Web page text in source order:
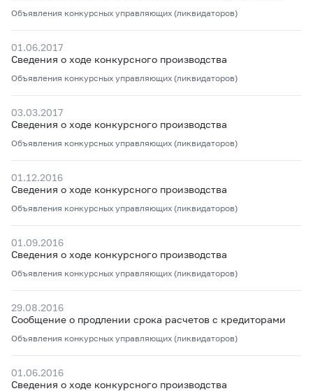
Объявления конкурсных управляющих (ликвидаторов)
01.06.2017
Сведения о ходе конкурсного производства
Объявления конкурсных управляющих (ликвидаторов)
03.03.2017
Сведения о ходе конкурсного производства
Объявления конкурсных управляющих (ликвидаторов)
01.12.2016
Сведения о ходе конкурсного производства
Объявления конкурсных управляющих (ликвидаторов)
01.09.2016
Сведения о ходе конкурсного производства
Объявления конкурсных управляющих (ликвидаторов)
29.08.2016
Сообщение о продлении срока расчетов с кредиторами
Объявления конкурсных управляющих (ликвидаторов)
01.06.2016
Сведения о ходе конкурсного производства